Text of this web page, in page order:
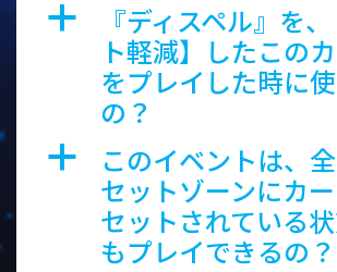
a
『ディスペル』を
ト軽減】したこの
をプレイした時に
の？
a
このイベントは、
セットゾーンにカ
セットされている
もプレイできるの？